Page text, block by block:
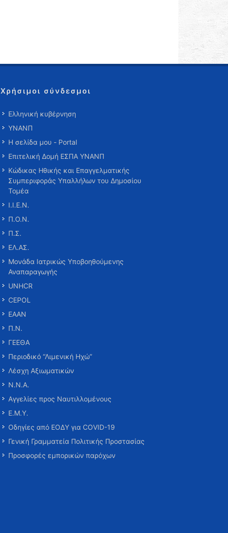
Χρήσιμοι σύνδεσμοι
Ελληνική κυβέρνηση
ΥΝΑΝΠ
Η σελίδα μου - Portal
Επιτελική Δομή ΕΣΠΑ ΥΝΑΝΠ
Κώδικας Ηθικής και Επαγγελματικής
Συμπεριφοράς Υπαλλήλων του Δημοσίου
Τομέα
Ι.Ι.Ε.Ν.
Π.Ο.Ν.
Π.Σ.
ΕΛ.ΑΣ.
Μονάδα Ιατρικώς Υποβοηθούμενης
Αναπαραγωγής
UNHCR
CEPOL
ΕΑΑΝ
Π.Ν.
ΓΕΕΘΑ
Περιοδικό “Λιμενική Ηχώ”
Λέσχη Αξιωματικών
Ν.Ν.Α.
Αγγελίες προς Ναυτιλλομένους
Ε.Μ.Υ.
Οδηγίες από ΕΟΔΥ για COVID-19
Γενική Γραμματεία Πολιτικής Προστασίας
Προσφορές εμπορικών παρόχων